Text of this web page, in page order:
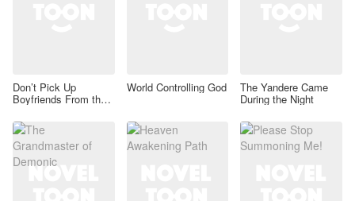
Don’t Pick Up
Boyfriends From the
World Controlling God The Yandere Came
During the Night